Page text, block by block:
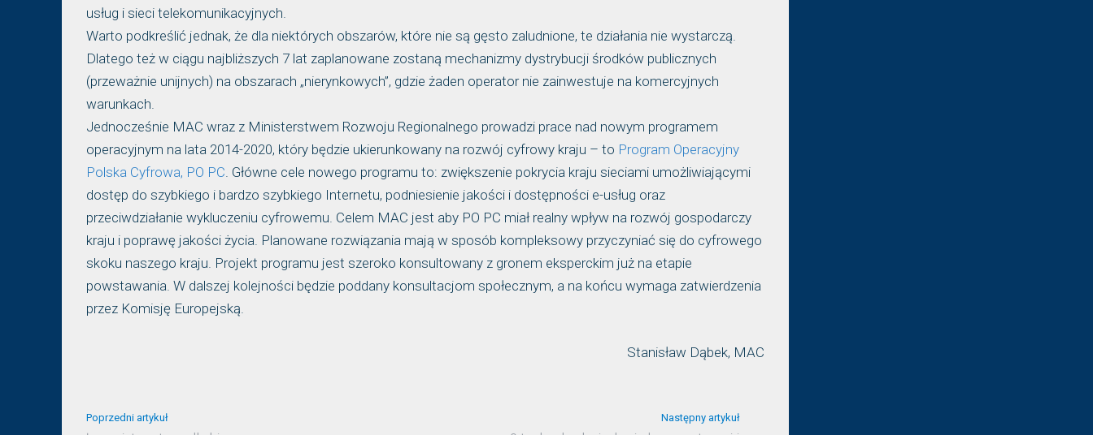
usług i sieci telekomunikacyjnych.
Warto podkreślić jednak, że dla niektórych obszarów, które nie są gęsto zaludnione, te działania nie wystarczą.
Dlatego też w ciągu najbliższych 7 lat zaplanowane zostaną mechanizmy dystrybucji środków publicznych
(przeważnie unijnych) na obszarach „nierynkowych”, gdzie żaden operator nie zainwestuje na komercyjnych
warunkach.
Jednocześnie MAC wraz z Ministerstwem Rozwoju Regionalnego prowadzi prace nad nowym programem
operacyjnym na lata 2014-2020, który będzie ukierunkowany na rozwój cyfrowy kraju – to Program Operacyjny
Polska Cyfrowa, PO PC. Główne cele nowego programu to: zwiększenie pokrycia kraju sieciami umożliwiającymi
dostęp do szybkiego i bardzo szybkiego Internetu, podniesienie jakości i dostępności e-usług oraz
przeciwdziałanie wykluczeniu cyfrowemu. Celem MAC jest aby PO PC miał realny wpływ na rozwój gospodarczy
kraju i poprawę jakości życia. Planowane rozwiązania mają w sposób kompleksowy przyczyniać się do cyfrowego
skoku naszego kraju. Projekt programu jest szeroko konsultowany z gronem eksperckim już na etapie
powstawania. W dalszej kolejności będzie poddany konsultacjom społecznym, a na końcu wymaga zatwierdzenia
przez Komisję Europejską.
Stanisław Dąbek, MAC
Poprzedni artykuł
Następny artykuł